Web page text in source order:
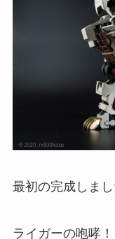
最初の完成しま
ライガーの咆哮！